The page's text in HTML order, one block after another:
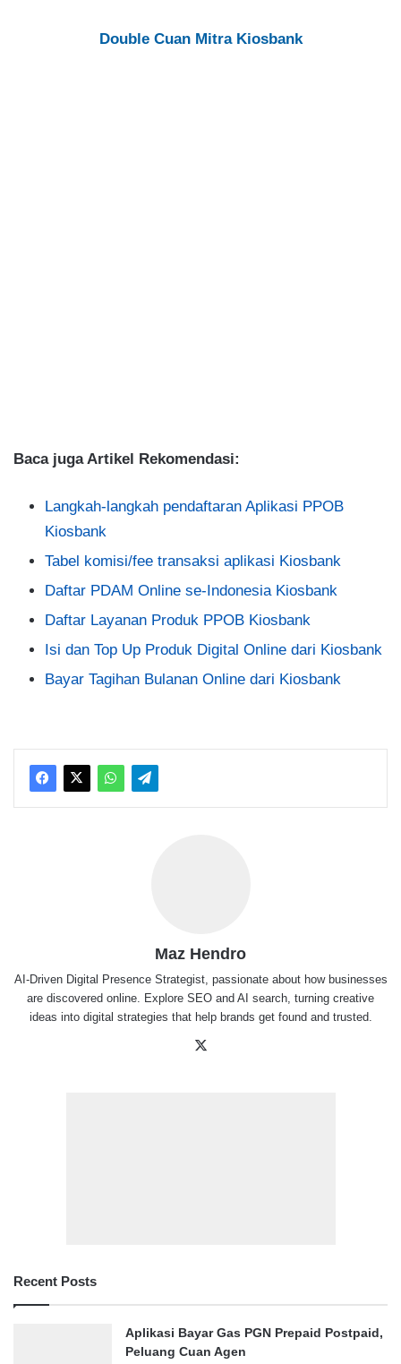
Double Cuan Mitra Kiosbank
Baca juga Artikel Rekomendasi:
Langkah-langkah pendaftaran Aplikasi PPOB
Kiosbank
Tabel komisi/fee transaksi aplikasi Kiosbank
Daftar PDAM Online se-Indonesia Kiosbank
Daftar Layanan Produk PPOB Kiosbank
Isi dan Top Up Produk Digital Online dari Kiosbank
Bayar Tagihan Bulanan Online dari Kiosbank
Maz Hendro
AI-Driven Digital Presence Strategist, passionate about how businesses
are discovered online. Explore SEO and AI search, turning creative
ideas into digital strategies that help brands get found and trusted.
Recent Posts
Aplikasi Bayar Gas PGN Prepaid Postpaid,
Peluang Cuan Agen